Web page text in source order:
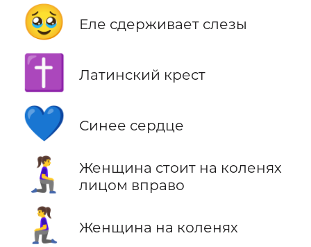
🥹 Еле сдерживает слезы
✝️ Латинский крест
💙 Синее сердце
🧎‍♀️‍➡️
Женщина стоит на коленях
лицом вправо
🧎‍♀️ Женщина на коленях